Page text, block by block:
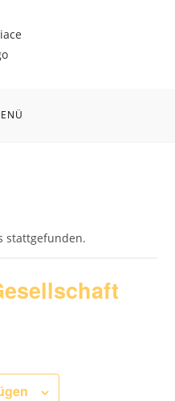
stattgefunden.